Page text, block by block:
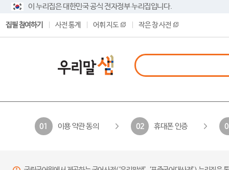
이 누리집은 대한민국 공식 전자정부 누리집입니다.
집필 참여하기 사전 통계 어휘 지도 작은 창 사전
01 이용 약관 동의 02 휴대폰 인증